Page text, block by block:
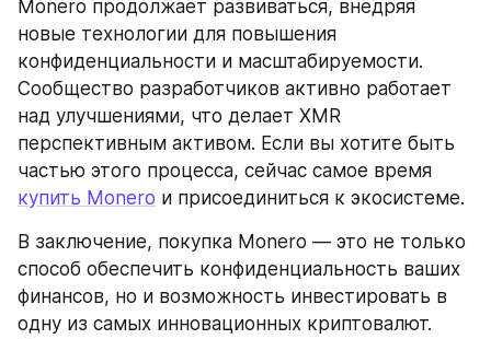
Monero продолжает развиваться, внедряя
новые технологии для повышения
конфиденциальности и масштабируемости.
Сообщество разработчиков активно работает
над улучшениями, что делает XMR
перспективным активом. Если вы хотите быть
купить Monero и присоединиться к экосистеме.
В заключение, покупка Monero — это не только
способ обеспечить конфиденциальность ваших
финансов, но и возможность инвестировать в
одну из самых инновационных криптовалют.